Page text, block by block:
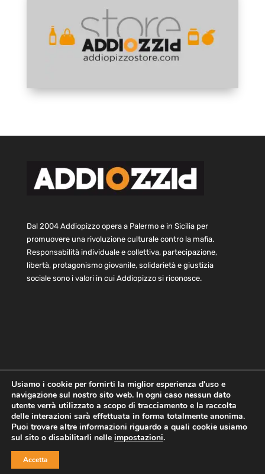
Dal 2004 Addiopizzo opera a Palermo e in Sicilia per
promuovere una rivoluzione culturale contro la mafia.
Responsabilità individuale e collettiva, partecipazione,
libertà, protagonismo giovanile, solidarietà e giustizia
sociale sono i valori in cui Addiopizzo si riconosce.
Home Statuto e bilancio
Contatti
Privacy
Cookie Child Protection Policy
Copyright © 2021 AddioPizzo | Tutti i diritti riservati | Sede
Usiamo i cookie per fornirti la miglior esperienza d'uso e
navigazione sul nostro sito web. In ogni caso nessun dato
utente verrà utilizzato a scopo di tracciamento e la raccolta
delle interazioni sarà effettuata in forma totalmente anonima.
Puoi trovare altre informazioni riguardo a quali cookie usiamo
sul sito o disabilitarli nelle impostazioni.
Accetta